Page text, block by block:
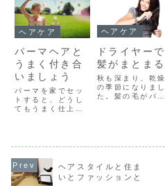
ヘアケア
パーマヘアと
うまく付き合
いましょう
パーマを家でセッ
トすると、どうし
てもうまく仕上が
ものはブローによ
って形が変わって
しまいます。きれ
ヘアケア
ドライヤーで
髪がまとまる
秋も深まり、乾燥
の季節になりまし
た。髪の毛がパサ
は目立つし、寝癖
がなおらない。髪
ヘアスタイルと住ま
いとファッションと